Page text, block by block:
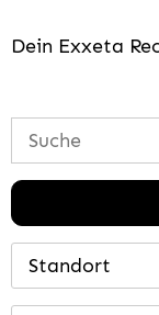
Dein Exxeta
Standort